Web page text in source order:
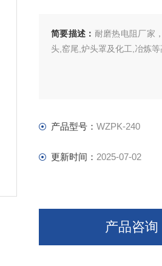
简要描述： 耐磨热电阻厂家
头,窑尾,炉头罩及化工,冶炼
产品型号： WZPK-240
更新时间： 2025-07-02
产品咨询